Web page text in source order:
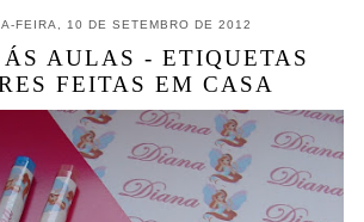
FEIRA, 10 DE SETEMBRO DE 2012
ÁS AULAS - ETIQUETAS
FEITAS EM CASA